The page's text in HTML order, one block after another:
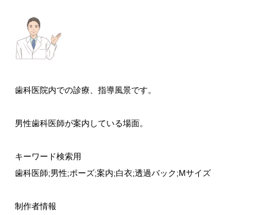
歯科医院内での診療、指導風景です。
男性歯科医師が案内している場面。
キーワード検索用
歯科医師;男性;ポーズ;案内;白衣;透過バック;Mサイズ
制作者情報